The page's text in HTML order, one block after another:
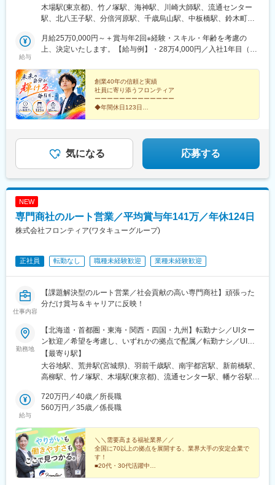
千葉県船橋市海神町2丁目3-17 メゾン海神 101■川崎東営業所 ：
神奈川県川崎市川崎区中瀬2-2-1■大田営業所 ：東京都大田区
京都八王子市高倉町4-11■府中営業所 ：東京都府中市片町3-
33-2■世田谷営業所 ：東京都世田谷区粕谷4-18-4-1F■板橋営業
木場駅(東京都)、竹ノ塚駅、海神駅、川崎大師駅、流通センター
駅、北八王子駅、分倍河原駅、千歳烏山駅、中板橋駅、鈴木町
給与
月給25万0,000円～＋賞与年2回※経験・スキル・年齢を考慮の
上、決定いたします。【給与例】・28万4,000円／入社1年目（内
1年目（内訳：月給25万0,000円＋家族手当8,000円＋住宅手当1万
7,000円＋残業代3万1,000円）
創業40年の信頼と実績
社員に寄り添うフロンティア
ーーーーーーーーーーーーー
◆年間休日123日
◆月給25万円以上＋残業代は1分単位
◆長距離運転なし
気になる 応募する
NEW
専門商社のルート営業／平均賞与年141万／年休124日
株式会社フロンティア(ワタキューグループ)
正社員 転勤なし 職種未経験歓迎 業種未経験歓迎
仕事内容
【課題解決型のルート営業／社会貢献の高い専門商社】頑張った
分だけ賞与＆キャリアに反映！
勤務地
【北海道・首都圏・東海・関西・四国・九州】転勤ナシ／UIター
ン歓迎／希望を考慮し、いずれかの拠点で配属／転勤ナシ／UIタ
ーン歓迎！【北海道】札幌東営業所【宮城県】仙台東営業所【山
形県】山形営業所【栃木県】宇都宮営業所【群馬県】群馬営業所
【千葉県】柏営業所【東京都】足立営業所江東営業所大田営業所
営業所立川営業所八王子営業所【神奈川県】川崎東営業所川崎営
業所横浜北営業所横浜営業所横浜南営業所大和営業所相模原営業
吹田営業所大阪東営業所【奈良県】奈良営業所【兵庫県】神戸営
業所【徳島県】徳島営業所【福岡県】北九州営業所【大分県】大
分営業所
【最寄り駅】
大谷地駅、荒井駅(宮城県)、羽前千歳駅、南宇都宮駅、新前橋駅、
高柳駅、竹ノ塚駅、木場駅(東京都)、流通センター駅、幡ケ谷駅、
駅、泉体育館駅、北八王子駅、川崎大師駅、中野島駅、東山田
駅、阪東橋駅、港南台駅、鶴間駅、相模原駅、東海大学前駅、尼
センター駅、勝瑞駅、西小倉駅、賀来駅、大森海岸駅、笹塚駅、
大山駅(東京都)、府中本町駅、立飛駅、鈴木町駅、吉野町駅、南林
間駅、志賀本通駅、妙音通駅、吹田駅(東海道本線)、新加美駅、奈
良駅、アイランド北口駅、東門前駅、黄金町駅、清水駅(愛知県)、
桜駅(愛知県)、マリンパーク駅
給与
720万円／40歳／所長職
560万円／35歳／係長職
＼＼需要高まる福祉業界／／
全国に70以上の拠点を展開する、業界大手の安定企業で
す！
■20代・30代活躍中